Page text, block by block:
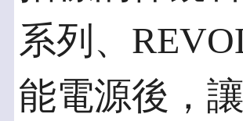
系列、
能電源後，